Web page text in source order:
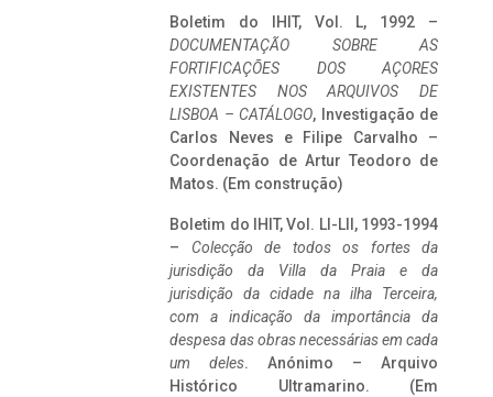
Boletim do IHIT, Vol. L, 1992 –
DOCUMENTAÇÃO SOBRE AS
FORTIFICAÇÕES DOS AÇORES
EXISTENTES NOS ARQUIVOS DE
LISBOA – CATÁLOGO, Investigação de
Carlos Neves e Filipe Carvalho –
Coordenação de Artur Teodoro de
Matos. (Em construção)
Boletim do IHIT, Vol. LI-LII, 1993-1994
– Colecção de todos os fortes da
jurisdição da Villa da Praia e da
jurisdição da cidade na ilha Terceira,
com a indicação da importância da
despesa das obras necessárias em cada
um deles. Anónimo – Arquivo
Histórico Ultramarino. (Em